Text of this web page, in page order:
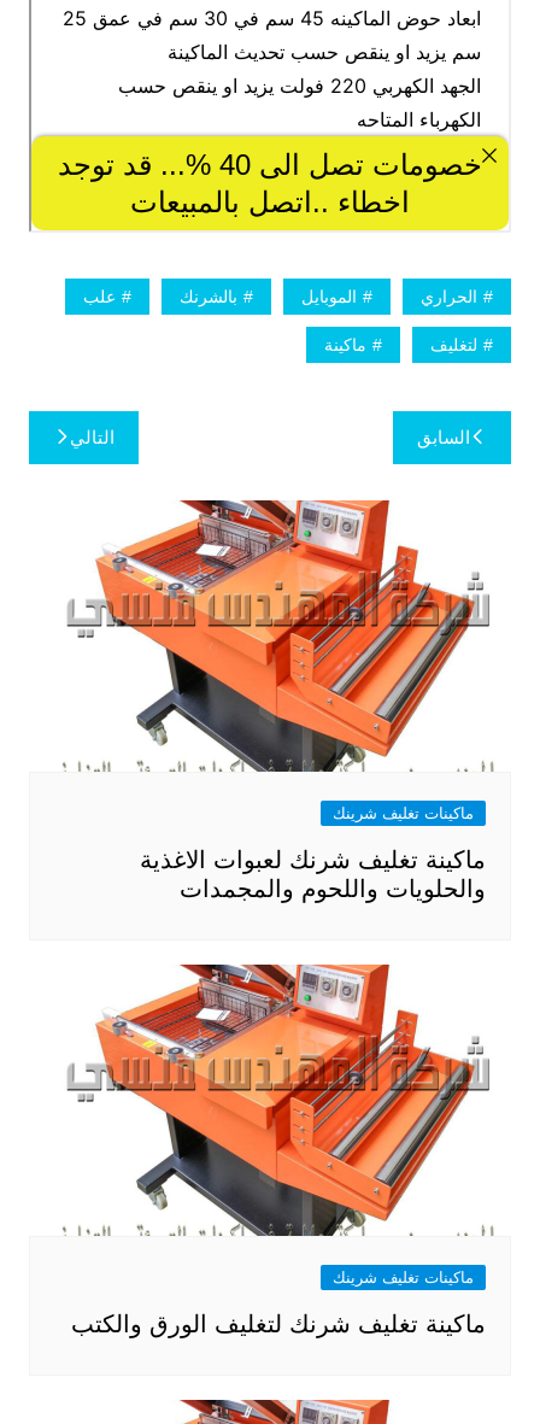
الحراري الموبايل بالشرنك علب
لتغليف ماكينة
تصفّح
المقالات
السابق التالي
ماكينات تغليف شرينك
ماكينة تغليف شرنك لعبوات الاغذية
والحلويات واللحوم والمجمدات
ماكينات تغليف شرينك
ماكينة تغليف شرنك لتغليف الورق والكتب